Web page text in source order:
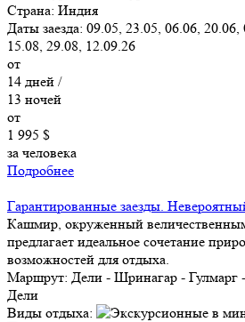
Страна: Индия
Даты заезда: 09.05, 23.05, 06.06, 20.06,
15.08, 29.08, 12.09.26
от
14 дней /
13 ночей
от
1 995 $
за человека
Подробнее
Гарантированные заезды.
Кашмир, окруженный
предлагает идеальное сочетание
возможностей для отдыха.
Маршрут: Дели - Шринагар - Гулмарг
Дели
Виды отдыха: